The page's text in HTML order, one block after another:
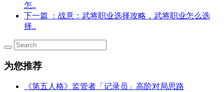
怎..
下一篇
：战意：武将职业选择攻略，武将职业怎么选
择..
为您推荐
《第五人格》监管者「记录员」高阶对局思路